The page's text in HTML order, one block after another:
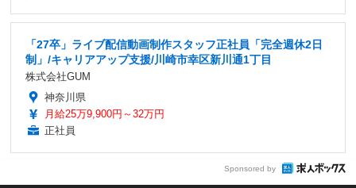
「27卒」ライブ配信動画制作スタッフ正社員「完全週休2日
制」/キャリアアップ支援/川崎市幸区新川通1丁目
株式会社GUM
神奈川県
月給25万9,900円～32万円
正社員
Sponsored by